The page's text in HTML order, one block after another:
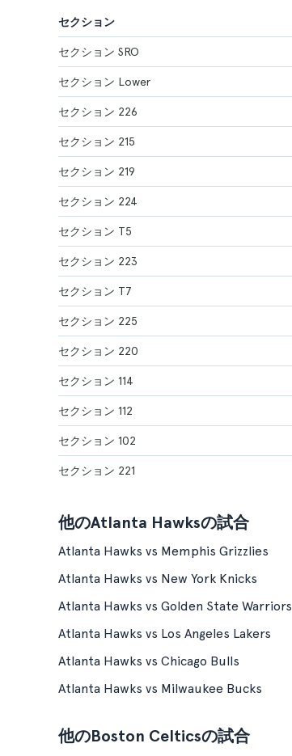
セクション
セクション SRO
セクション Lower
セクション 226
セクション 215
セクション 219
セクション 224
セクション T5
セクション 223
セクション T7
セクション 225
セクション 220
セクション 114
セクション 112
セクション 102
セクション 221
他のAtlanta Hawksの試合
Atlanta Hawks vs Memphis Grizzlies
Atlanta Hawks vs New York Knicks
Atlanta Hawks vs Golden State Warriors
Atlanta Hawks vs Los Angeles Lakers
Atlanta Hawks vs Chicago Bulls
Atlanta Hawks vs Milwaukee Bucks
他のBoston Celticsの試合